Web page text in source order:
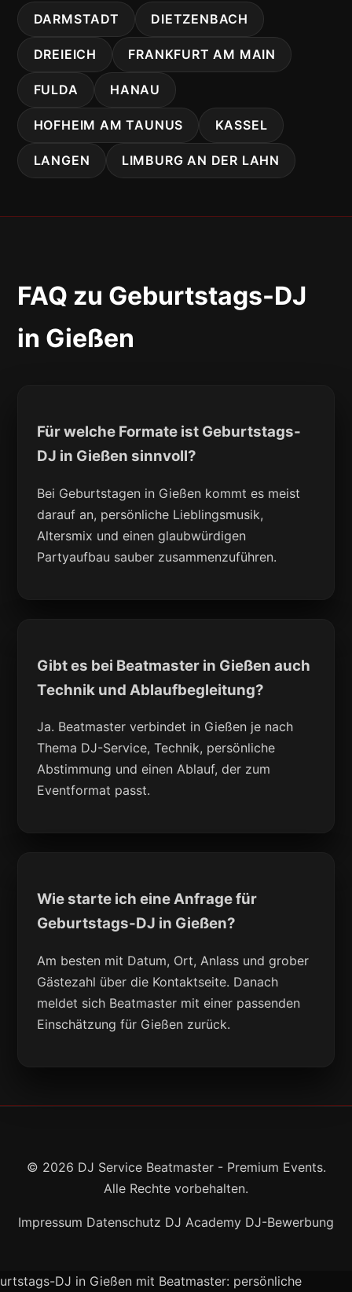
DARMSTADT DIETZENBACH
DREIEICH FRANKFURT AM MAIN
FULDA HANAU
HOFHEIM AM TAUNUS KASSEL
LANGEN LIMBURG AN DER LAHN
FAQ zu Geburtstags-DJ
in Gießen
Für welche Formate ist Geburtstags-
DJ in Gießen sinnvoll?
Bei Geburtstagen in Gießen kommt es meist
darauf an, persönliche Lieblingsmusik,
Altersmix und einen glaubwürdigen
Partyaufbau sauber zusammenzuführen.
Gibt es bei Beatmaster in Gießen auch
Technik und Ablaufbegleitung?
Ja. Beatmaster verbindet in Gießen je nach
Thema DJ-Service, Technik, persönliche
Abstimmung und einen Ablauf, der zum
Eventformat passt.
Wie starte ich eine Anfrage für
Geburtstags-DJ in Gießen?
Am besten mit Datum, Ort, Anlass und grober
Gästezahl über die Kontaktseite. Danach
meldet sich Beatmaster mit einer passenden
Einschätzung für Gießen zurück.
© 2026 DJ Service Beatmaster - Premium Events.
Alle Rechte vorbehalten.
Impressum Datenschutz DJ Academy DJ-Bewerbung
urtstags-DJ in Gießen mit Beatmaster: persönliche